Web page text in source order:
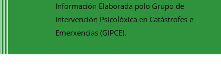
Información Elaborada polo Grupo de
Intervención Psicolóxica en Catástrofes e
Emerxencias (GIPCE).